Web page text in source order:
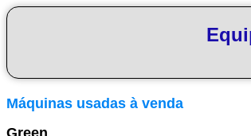
Máquinas usadas à venda
Green